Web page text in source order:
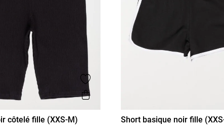
Ajouter aux favoris
Aperçu rapide
XS/14A S/16A
côtelé fille (XXS-M) XXS/12A XS/14A S/16A
Short basique noir fille